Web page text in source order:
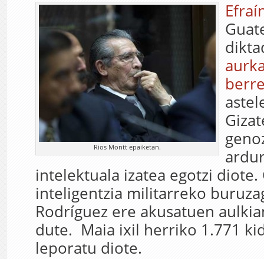
Rios Montt epaiketan.
intelektuala izatea egotzi diote.
inteligentzia militarreko
Rodríguez ere akusatuen
dute. Maia ixil herriko 1.771
leporatu diote.